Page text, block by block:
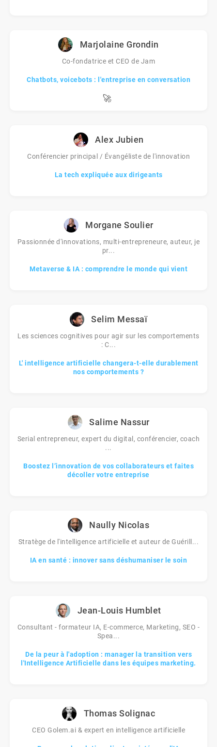
Marjolaine Grondin
Co-fondatrice et CEO de Jam
Chatbots, voicebots : l'entreprise en conversation
🚀
Alex Jubien
Conférencier principal / Évangéliste de l'innovation
La tech expliquée aux dirigeants
Morgane Soulier
Passionnée d'innovations, multi-entrepreneure, auteur, je
pr...
Metaverse & IA : comprendre le monde qui vient
Selim Messaï
Les sciences cognitives pour agir sur les comportements
: C...
L' intelligence artificielle changera-t-elle durablement
nos comportements ?
Salime Nassur
Serial entrepreneur, expert du digital, conférencier, coach
...
Boostez l’innovation de vos collaborateurs et faites
décoller votre entreprise
Naully Nicolas
Stratège de l'intelligence artificielle et auteur de Guérill...
IA en santé : innover sans déshumaniser le soin
Jean-Louis Humblet
Consultant - formateur IA, E-commerce, Marketing, SEO -
Spea...
De la peur à l'adoption : manager la transition vers
l'Intelligence Artificielle dans les équipes marketing.
Thomas Solignac
CEO Golem.ai & expert en intelligence artificielle